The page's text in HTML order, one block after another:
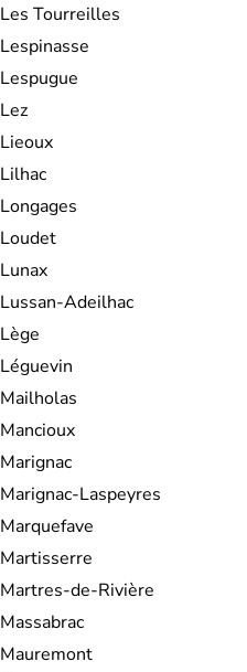
Les Tourreilles
Lespinasse
Lespugue
Lez
Lieoux
Lilhac
Longages
Loudet
Lunax
Lussan-Adeilhac
Lège
Léguevin
Mailholas
Mancioux
Marignac
Marignac-Laspeyres
Marquefave
Martisserre
Martres-de-Rivière
Massabrac
Mauremont